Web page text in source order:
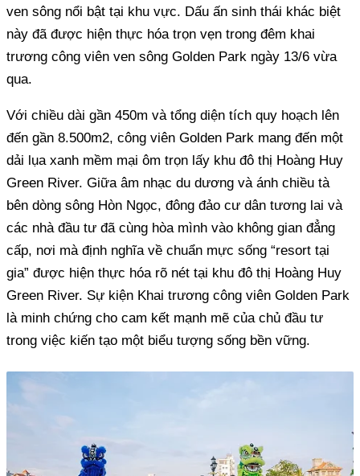
ven sông nổi bật tại khu vực. Dấu ấn sinh thái khác biệt
này đã được hiện thực hóa trọn vẹn trong đêm khai
trương công viên ven sông Golden Park ngày 13/6 vừa
qua.
Với chiều dài gần 450m và tổng diện tích quy hoạch lên
đến gần 8.500m2, công viên Golden Park mang đến một
dải lụa xanh mềm mại ôm trọn lấy khu đô thị Hoàng Huy
Green River. Giữa âm nhạc du dương và ánh chiều tà
bên dòng sông Hòn Ngọc, đông đảo cư dân tương lai và
các nhà đầu tư đã cùng hòa mình vào không gian đẳng
cấp, nơi mà định nghĩa về chuẩn mực sống “resort tại
gia” được hiện thực hóa rõ nét tại khu đô thị Hoàng Huy
Green River. Sự kiện Khai trương công viên Golden Park
là minh chứng cho cam kết mạnh mẽ của chủ đầu tư
trong việc kiến tạo một biểu tượng sống bền vững.